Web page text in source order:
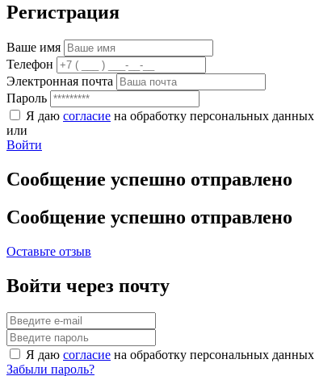
Регистрация
Ваше имя
Телефон
Электронная почта
Пароль
Я даю согласие на обработку персональных данных
или
Войти
Сообщение успешно отправлено
Сообщение успешно отправлено
Оставьте отзыв
Войти через почту
Я даю согласие на обработку персональных данных
Забыли пароль?